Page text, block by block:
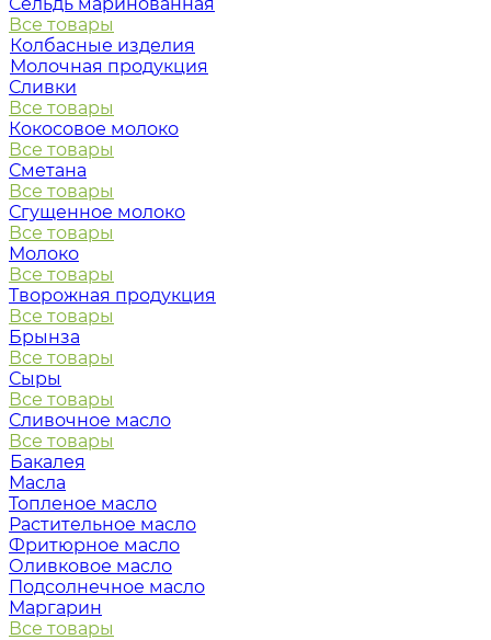
Все товары
Колбасные изделия
Молочная продукция
Сливки
Все товары
Кокосовое молоко
Все товары
Сметана
Все товары
Сгущенное молоко
Все товары
Молоко
Все товары
Творожная продукция
Все товары
Брынза
Все товары
Сыры
Все товары
Сливочное масло
Все товары
Бакалея
Масла
Топленое масло
Растительное масло
Фритюрное масло
Оливковое масло
Подсолнечное масло
Маргарин
Все товары